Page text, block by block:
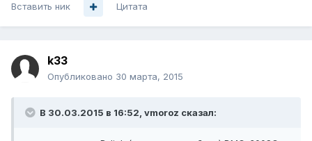
Вставить ник Цитата
k33
Опубликовано 30 марта, 2015
В 30.03.2015 в 16:52, vmoroz сказал: